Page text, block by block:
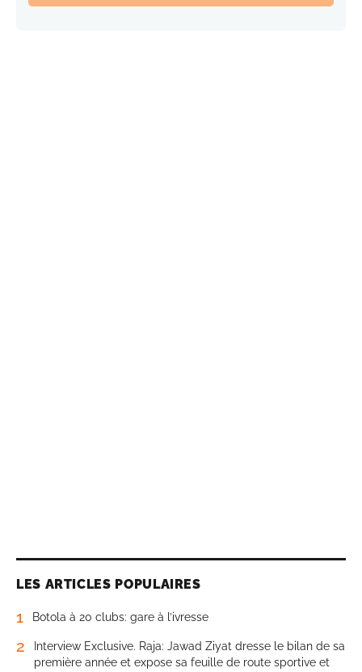
LES ARTICLES POPULAIRES
1 Botola à 20 clubs: gare à l’ivresse
2
Interview Exclusive. Raja: Jawad Ziyat dresse le bilan de sa
première année et expose sa feuille de route sportive et